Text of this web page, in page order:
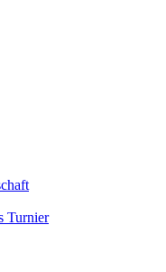
Turnier